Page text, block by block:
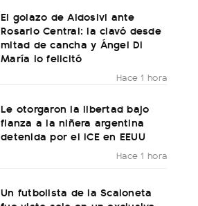
El golazo de Aldosivi ante
Rosario Central: la clavó desde
mitad de cancha y Ángel Di
María lo felicitó
Hace 1 hora
Le otorgaron la libertad bajo
fianza a la niñera argentina
detenida por el ICE en EEUU
Hace 1 hora
Un futbolista de la Scaloneta